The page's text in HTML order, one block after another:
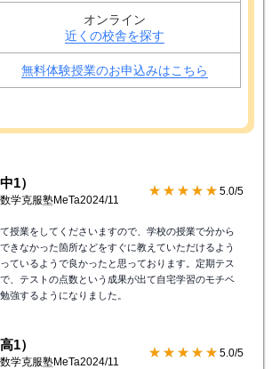
オンライン
近くの校舎を探す
無料体験授業のお申込みはこちら
1）
学克服塾MeTa2024/11
★★★★★ 5.0/5
授業をしてくださいますので、学校の授業で分から
きなかった箇所などをすぐに教えていただけるよう
ているようで良かったと思っております。定期テス
、テストの点数という成果が出て自宅学習のモチベ
強するようになりました。
1）
学克服塾MeTa2024/11
★★★★★ 5.0/5